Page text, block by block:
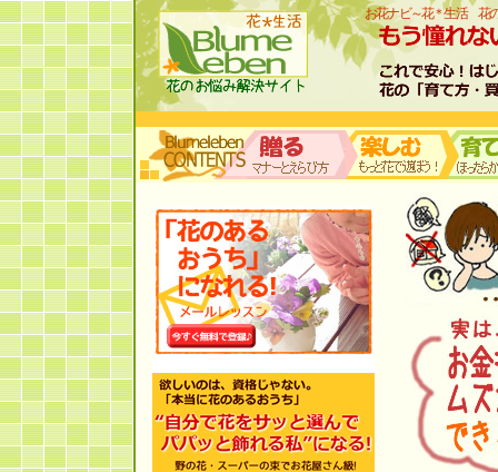
お花ナビ～花＊生活 花